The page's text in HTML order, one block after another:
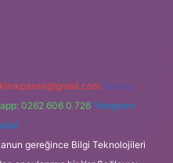
Teams:
0262 606 0 726 Telegram:
gereğince Bilgi Teknolojileri